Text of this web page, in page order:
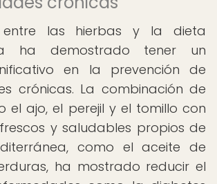
entre las hierbas y la dieta
ha demostrado tener un
en la prevención de
crónicas. La combinación de
el ajo, el perejil y el tomillo con
y saludables propios de
como el aceite de
ha mostrado reducir el